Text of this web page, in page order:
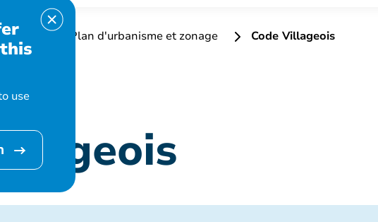
use
Plan d'urbanisme et zonage Code Villageois